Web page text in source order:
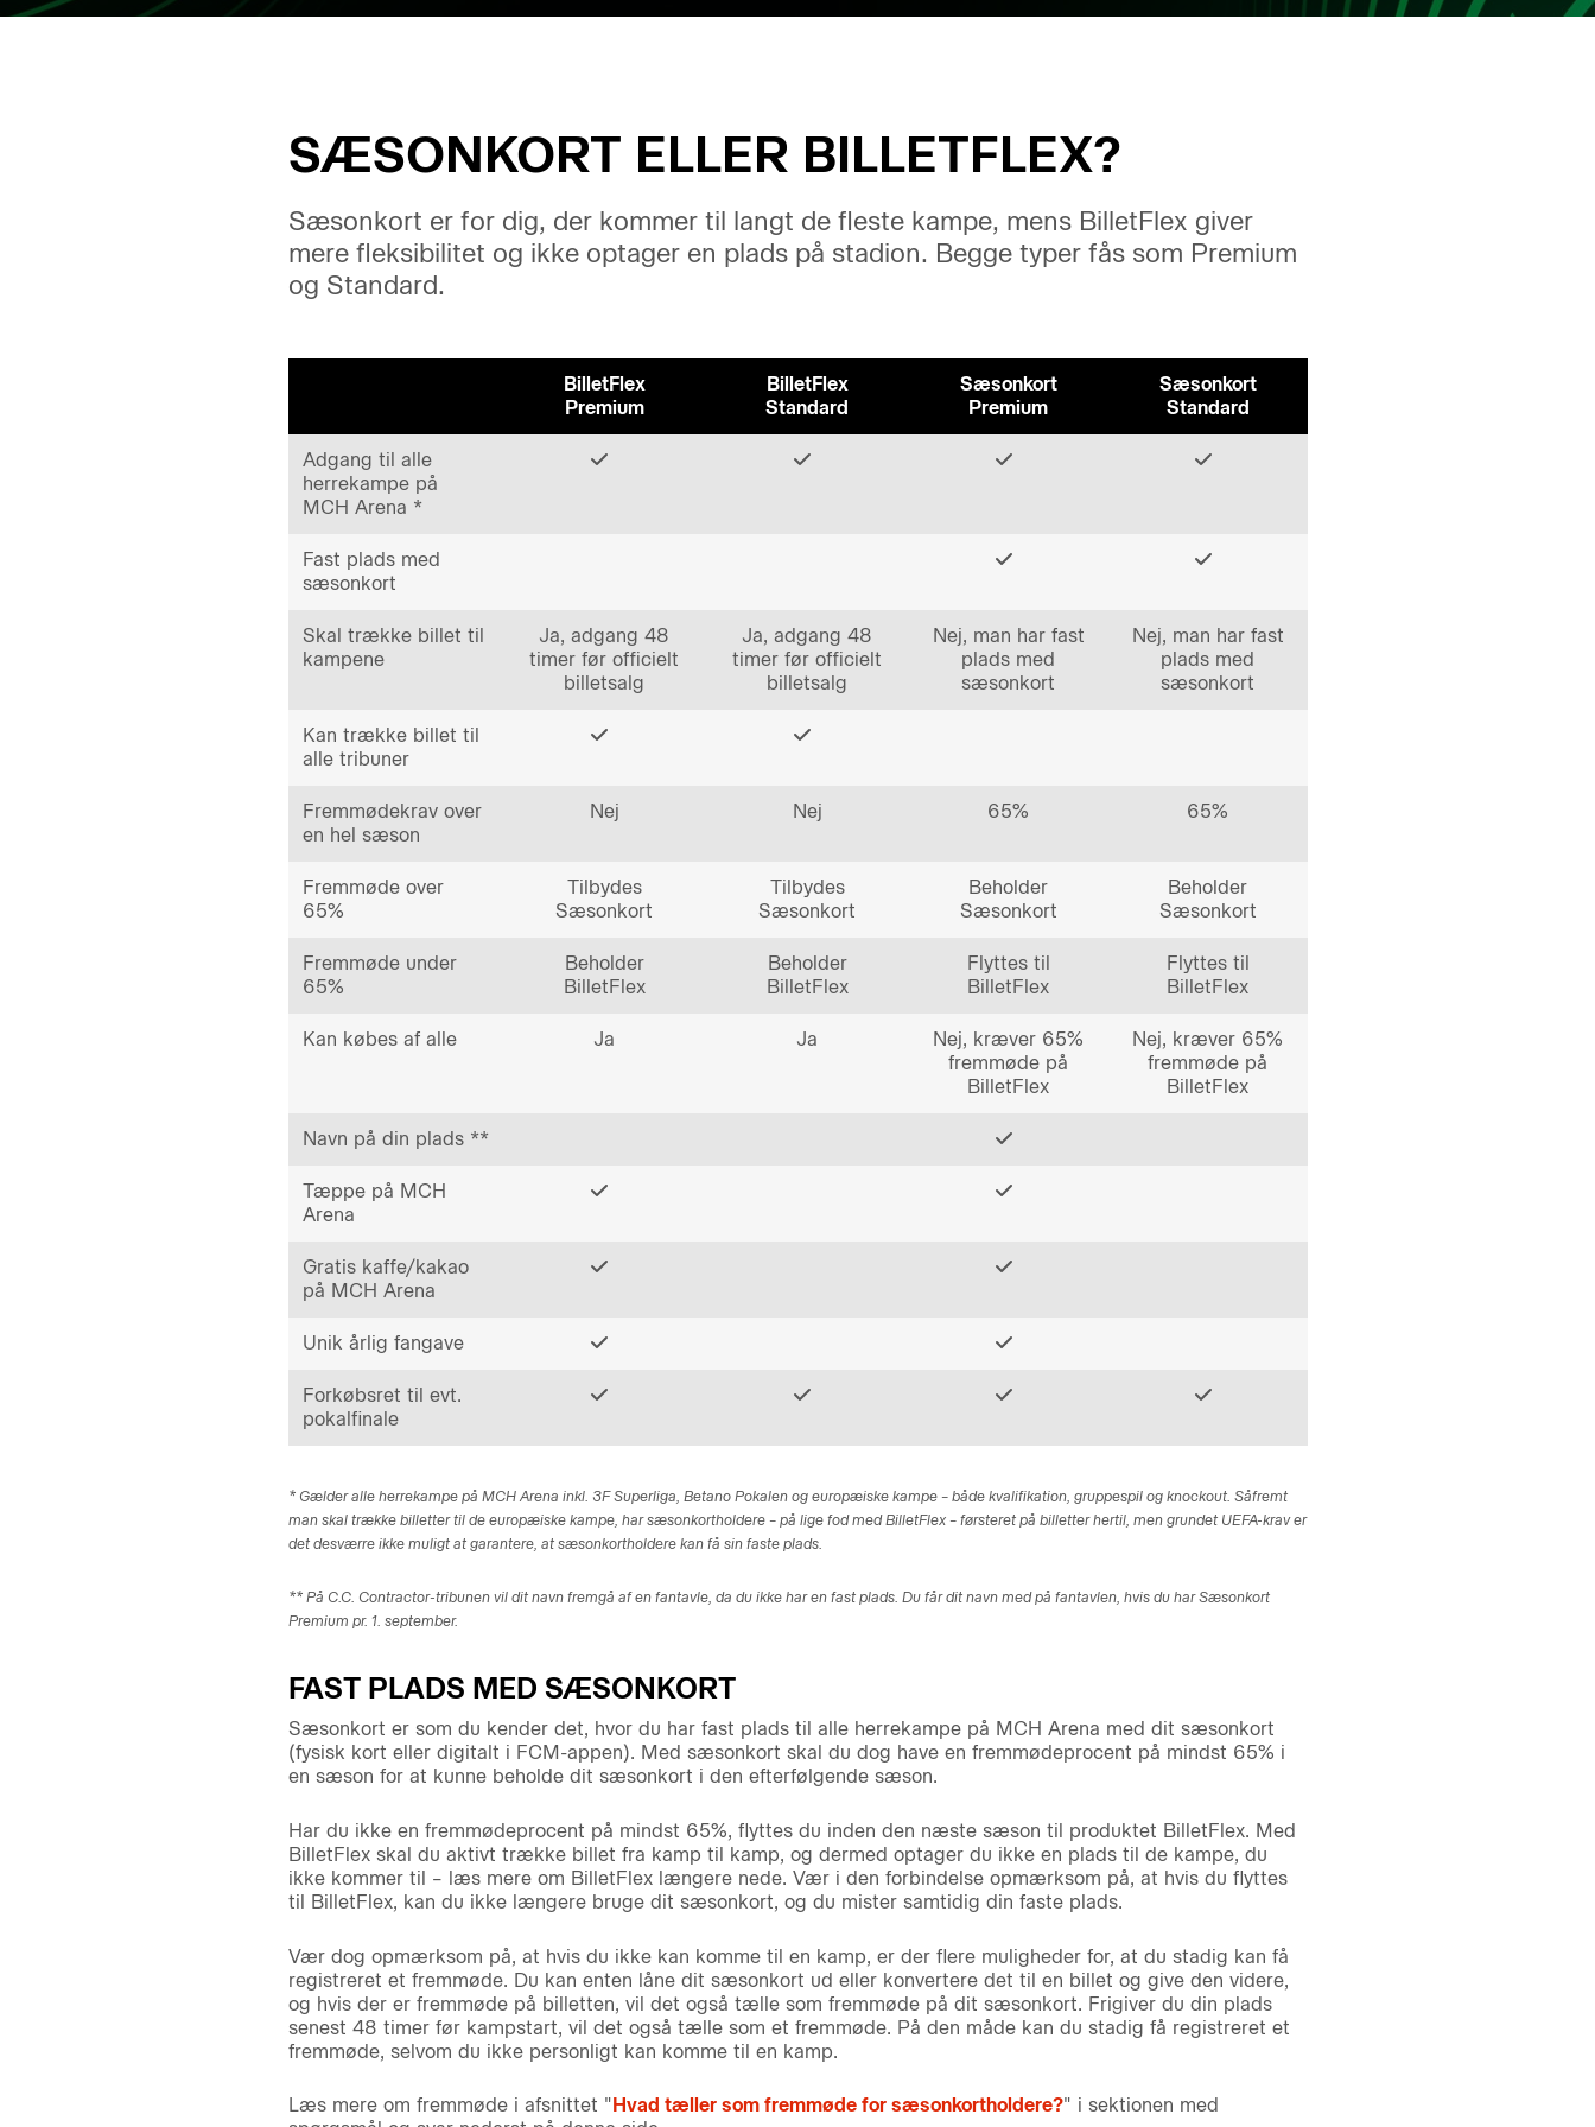
SÆSONKORT ELLER BILLETFLEX?
Sæsonkort er for dig, der kommer til langt de fleste kampe, mens BilletFlex giver
mere fleksibilitet og ikke optager en plads på stadion. Begge typer fås som Premium
og Standard.
BilletFlex
Premium
BilletFlex
Standard
Sæsonkort
Premium
Sæsonkort
Standard
Adgang til alle
herrekampe på
MCH Arena *
Fast plads med
sæsonkort
Skal trække billet til
kampene
Ja, adgang 48
timer før officielt
billetsalg
Ja, adgang 48
timer før officielt
billetsalg
Nej, man har fast
plads med
sæsonkort
Nej, man har fast
plads med
sæsonkort
Kan trække billet til
alle tribuner
Fremmødekrav over
en hel sæson
Nej Nej 65% 65%
Fremmøde over
65%
Tilbydes
Sæsonkort
Tilbydes
Sæsonkort
Beholder
Sæsonkort
Beholder
Sæsonkort
Fremmøde under
65%
Beholder
BilletFlex
Beholder
BilletFlex
Flyttes til
BilletFlex
Flyttes til
BilletFlex
Kan købes af alle Ja Ja
Nej, kræver 65%
fremmøde på
BilletFlex
Nej, kræver 65%
fremmøde på
BilletFlex
Navn på din plads **
Tæppe på MCH
Arena
Gratis kaffe/kakao
på MCH Arena
Unik årlig fangave
Forkøbsret til evt.
pokalfinale
* Gælder alle herrekampe på MCH Arena inkl. 3F Superliga, Betano Pokalen og europæiske kampe – både kvalifikation, gruppespil og knockout. Såfremt
man skal trække billetter til de europæiske kampe, har sæsonkortholdere – på lige fod med BilletFlex – førsteret på billetter hertil, men grundet UEFA-krav er
det desværre ikke muligt at garantere, at sæsonkortholdere kan få sin faste plads.
** På C.C. Contractor-tribunen vil dit navn fremgå af en fantavle, da du ikke har en fast plads. Du får dit navn med på fantavlen, hvis du har Sæsonkort
Premium pr. 1. september.
FAST PLADS MED SÆSONKORT
Sæsonkort er som du kender det, hvor du har fast plads til alle herrekampe på MCH Arena med dit sæsonkort
(fysisk kort eller digitalt i FCM-appen). Med sæsonkort skal du dog have en fremmødeprocent på mindst 65% i
en sæson for at kunne beholde dit sæsonkort i den efterfølgende sæson.
Har du ikke en fremmødeprocent på mindst 65%, flyttes du inden den næste sæson til produktet BilletFlex. Med
BilletFlex skal du aktivt trække billet fra kamp til kamp, og dermed optager du ikke en plads til de kampe, du
ikke kommer til – læs mere om BilletFlex længere nede. Vær i den forbindelse opmærksom på, at hvis du flyttes
til BilletFlex, kan du ikke længere bruge dit sæsonkort, og du mister samtidig din faste plads.
Vær dog opmærksom på, at hvis du ikke kan komme til en kamp, er der flere muligheder for, at du stadig kan få
registreret et fremmøde. Du kan enten låne dit sæsonkort ud eller konvertere det til en billet og give den videre,
og hvis der er fremmøde på billetten, vil det også tælle som fremmøde på dit sæsonkort. Frigiver du din plads
senest 48 timer før kampstart, vil det også tælle som et fremmøde. På den måde kan du stadig få registreret et
fremmøde, selvom du ikke personligt kan komme til en kamp.
Læs mere om fremmøde i afsnittet "Hvad tæller som fremmøde for sæsonkortholdere?" i sektionen med